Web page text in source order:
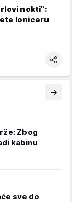
nokti":
loniceru
Zbog
kabinu
sve do